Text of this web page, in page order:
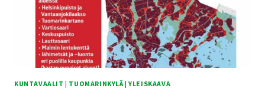
KUNTAVAALIT | TUOMARINKYLÄ|YLEISKAAVA